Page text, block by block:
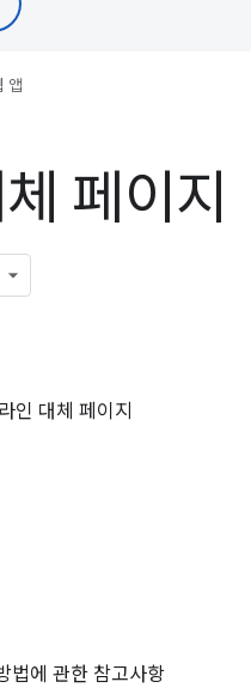
앱
페이지
인 대체 페이지
법에 관한 참고사항